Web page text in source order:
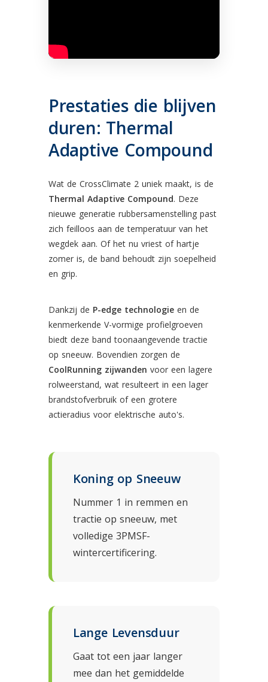
Prestaties die blijven
duren: Thermal
Adaptive Compound
Wat de CrossClimate 2 uniek maakt, is de
Thermal Adaptive Compound. Deze
nieuwe generatie rubbersamenstelling past
zich feilloos aan de temperatuur van het
wegdek aan. Of het nu vriest of hartje
zomer is, de band behoudt zijn soepelheid
en grip.
Dankzij de P-edge technologieen de
kenmerkende V-vormige profielgroeven
biedt deze band toonaangevende tractie
op sneeuw. Bovendien zorgen de
CoolRunning zijwanden voor een lagere
rolweerstand, wat resulteert in een lager
brandstofverbruik of een grotere
actieradius voor elektrische auto's.
Koning op Sneeuw
Nummer 1 in remmen en
tractie op sneeuw, met
volledige 3PMSF-
wintercertificering.
Lange Levensduur
Gaat tot een jaar langer
mee dan het gemiddelde